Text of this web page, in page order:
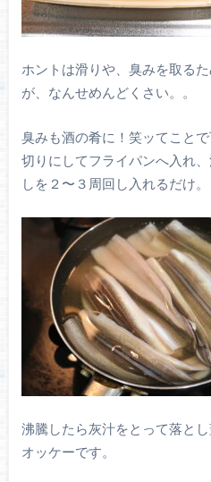
ホントは滑りや、臭みを取る
が、なんせめんどくさい。。
臭みも酒の肴に！笑ッてこと
切りにしてフライパンへ入れ
しを２〜３周回し入れるだけ。
沸騰したら灰汁をとって落と
オッケーです。